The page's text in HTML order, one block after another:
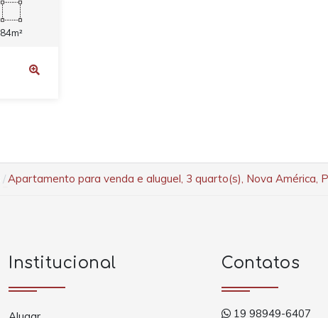
84m²
Apartamento para venda e aluguel, 3 quarto(s), Nova América,
Institucional Contatos
19 98949-6407